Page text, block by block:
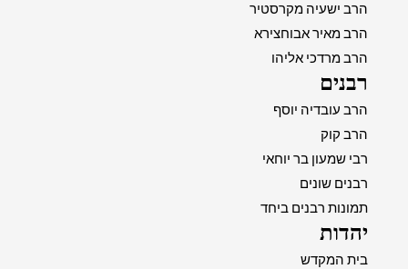
הרב ישעיה מקרסטיר
הרב מאיר אבוחצירא
הרב מרדכי אליהו
רבנים
הרב עובדיה יוסף
הרב קוק
רבי שמעון בר יוחאי
רבנים שונים
תמונות רבנים ביחד
יהדות
בית המקדש